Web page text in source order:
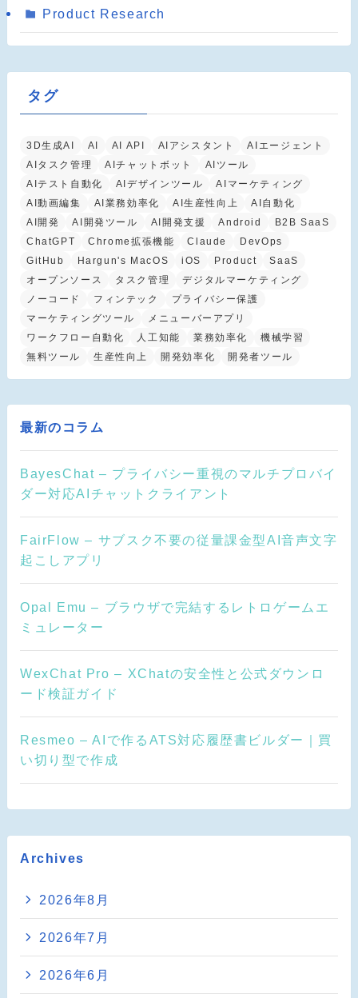
Product Research
タグ
3D生成AI AI AI API AIアシスタント
AIエージェント
AIタスク管理
AIチャットボット
AIツール
AIテスト自動化
AIデザインツール
AIマーケティング
AI動画編集
AI業務効率化 AI生産性向上
AI自動化
AI開発
AI開発ツール AI開発支援 Android
B2B SaaS
ChatGPT
Chrome拡張機能 Claude
DevOps
GitHub
Hargun's MacOS iOS Product
SaaS
オープンソース
タスク管理
デジタルマーケティング
ノーコード
フィンテック
プライバシー保護
マーケティングツール
メニューバーアプリ
ワークフロー自動化
人工知能 業務効率化
機械学習
無料ツール
生産性向上 開発効率化 開発者ツール
最新のコラム
BayesChat – プライバシー重視のマルチプロバイ
ダー対応AIチャットクライアント
FairFlow – サブスク不要の従量課金型AI音声文字
起こしアプリ
Opal Emu – ブラウザで完結するレトロゲームエ
ミュレーター
WexChat Pro – XChatの安全性と公式ダウンロ
ード検証ガイド
Resmeo – AIで作るATS対応履歴書ビルダー｜買
い切り型で作成
Archives
2026年8月
2026年7月
2026年6月